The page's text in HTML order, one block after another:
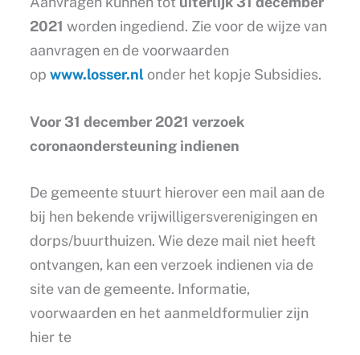
2021 worden ingediend. Zie voor de wijze van
aanvragen en de voorwaarden
op www.losser.nlonder het kopje Subsidies.
Voor 31 december 2021 verzoek
coronaondersteuning indienen
De gemeente stuurt hierover een mail aan de
bij hen bekende vrijwilligersverenigingen en
dorps/buurthuizen. Wie deze mail niet heeft
ontvangen, kan een verzoek indienen via de
site van de gemeente. Informatie,
voorwaarden en het aanmeldformulier zijn
hier te